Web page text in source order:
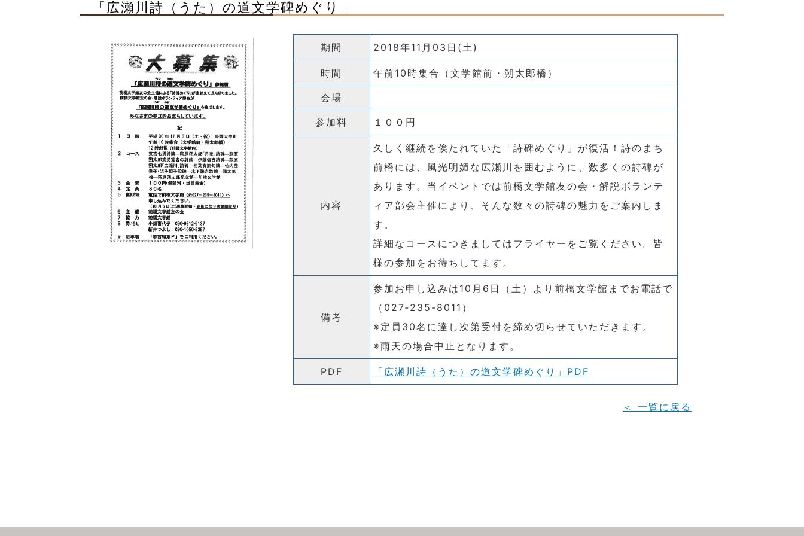
「広瀬川詩（うた）の道文学碑めぐり」
期間 2018年11月03日(土)
時間 午前10時集合（文学館前・朔太郎橋）
会場
参加料 １００円
内容
久しく継続を俟たれていた「詩碑めぐり」が復活！詩のまち
前橋には、風光明媚な広瀬川を囲むように、数多くの詩碑が
あります。当イベントでは前橋文学館友の会・解説ボランテ
ィア部会主催により、そんな数々の詩碑の魅力をご案内しま
す。
詳細なコースにつきましてはフライヤーをご覧ください。皆
様の参加をお待ちしてます。
備考
参加お申し込みは10月6日（土）より前橋文学館までお電話で
（027‐235-8011）
※定員30名に達し次第受付を締め切らせていただきます。
※雨天の場合中止となります。
PDF 「広瀬川詩（うた）の道文学碑めぐり」PDF
＜ 一覧に戻る